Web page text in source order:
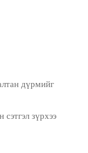
дүрмийг
зүрхээ